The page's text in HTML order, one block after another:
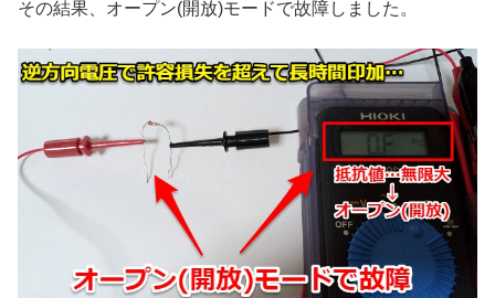
その結果、オープン(開放)モードで故障しました。